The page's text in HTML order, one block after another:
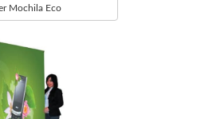
Mochila Eco